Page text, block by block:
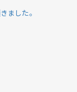
ました。